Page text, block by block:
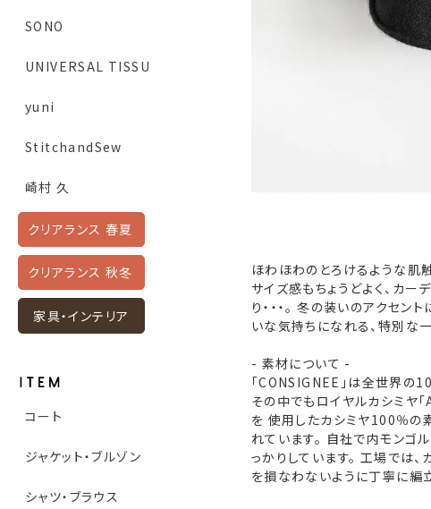
SONO
UNIVERSAL TISSU
yuni
StitchandSew
崎村 久
クリアランス 春夏
クリアランス 秋冬
家具・インテリア
コート
ジャケット・ブルゾン
シャツ・ブラウス
ほわほわのとろけるような肌
サイズ感もちょうどよく、カー
り・・・。 冬の装いのアクセ
いな気持ちになれる、特別な一
- 素材について -
「CONSIGNEE」は全世界の
その中でもロイヤルカシミヤ
を 使用したカシミヤ100％の
れています。 自社で内モンゴ
っかりしています。 工場では
を損なわないように丁寧に編